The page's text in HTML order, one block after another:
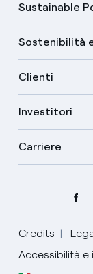
Sustainable
Sostenibilità
Clienti
Investitori
Carriere
Credits
Accessibilità e